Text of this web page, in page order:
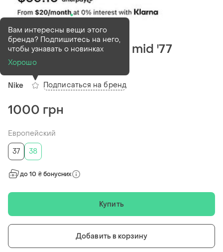
В наличии1 шт
Кросівки nike blazer mid '77
inifinite watermelon
Nike
Вам интересны вещи этого
бренда? Подпишитесь на него,
чтобы узнавать о новинках
Хорошо
Подписаться на бренд
1000 грн
Европейский
37
38
до 10 ₴ бонусних
Купить
Добавить в корзину